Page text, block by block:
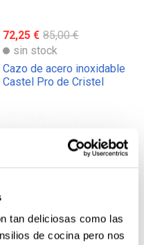
tan deliciosas como las
de cocina pero nos
72,25 € 85,00 €
sin stock
Cazo de acero inoxidable
Castel Pro de Cristel